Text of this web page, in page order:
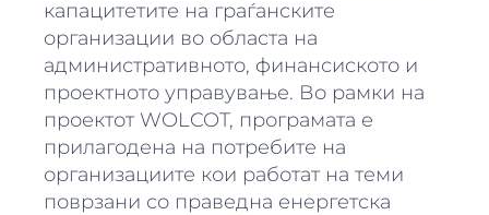
капацитетите на граѓанските
организации во областа на
административното, финансиското и
проектното управување. Во рамки на
проектот WOLCOT, програмата е
прилагодена на потребите на
организациите кои работат на теми
поврзани со праведна енергетска